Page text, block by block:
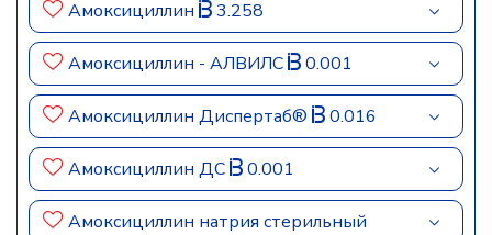
Амоксициллин 3.258
Амоксициллин - АЛВИЛС 0.001
Амоксициллин Диспертаб® 0.016
Амоксициллин ДС 0.001
Амоксициллин натрия стерильный